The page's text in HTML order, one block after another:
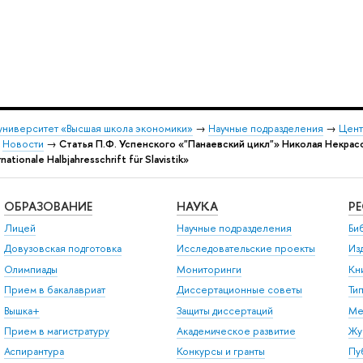
«Высшая школа экономики» → Научные подразделения →
Новости → Статья П.Ф. Успенского «"Панаевский цикл"» Николая
Halbjahresschrift für Slavistik»
ОБРАЗОВАНИЕ
Лицей
Довузовская подготовка
Олимпиады
Прием в бакалавриат
Вышка+
Прием в магистратуру
Аспирантура
НАУКА
Научные подразделения
Исследовательские проекты
Мониторинги
Диссертационные советы
Защиты диссертаций
Академическое развитие
Конкурсы и гранты